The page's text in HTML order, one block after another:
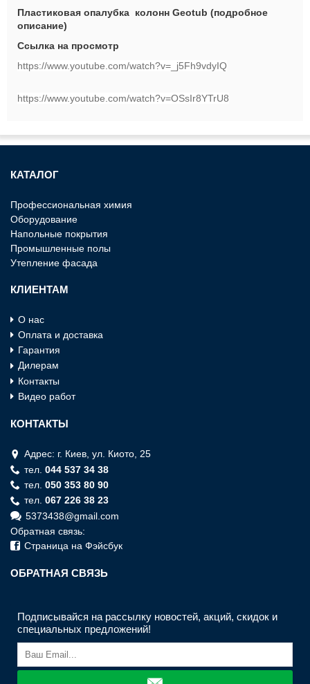
Пластиковая опалубка колонн Geotub (подробное
описание)
Cсылка на просмотр
https://www.youtube.com/watch?v=_j5Fh9vdyIQ
https://www.youtube.com/watch?v=OSsIr8YTrU8
КАТАЛОГ
Профессиональная химия
Оборудование
Напольные покрытия
Промышленные полы
Утепление фасада
КЛИЕНТАМ
О нас
Оплата и доставка
Гарантия
Дилерам
Контакты
Видео работ
КОНТАКТЫ
Адрес: г. Киев, ул. Киото, 25
тел. 044 537 34 38
тел. 050 353 80 90
тел. 067 226 38 23
5373438@gmail.com
Обратная связь:
Страница на Фэйсбук
ОБРАТНАЯ СВЯЗЬ
Подписывайся на рассылку новостей, акций, скидок и
специальных предложений!